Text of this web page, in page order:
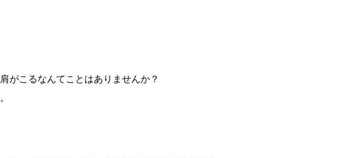
がこるなんてことはありませんか？